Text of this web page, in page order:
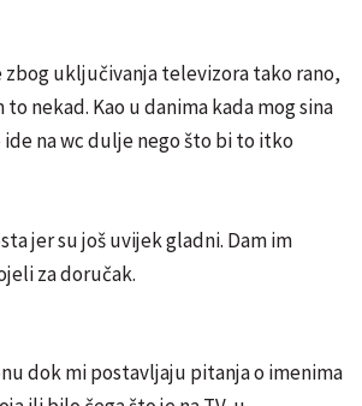
zbog uključivanja televizora tako rano,
nekad. Kao u danima kada mog sina
na wc dulje nego što bi to itko
jer su još uvijek gladni. Dam im
za doručak.
dok mi postavljaju pitanja o imenima